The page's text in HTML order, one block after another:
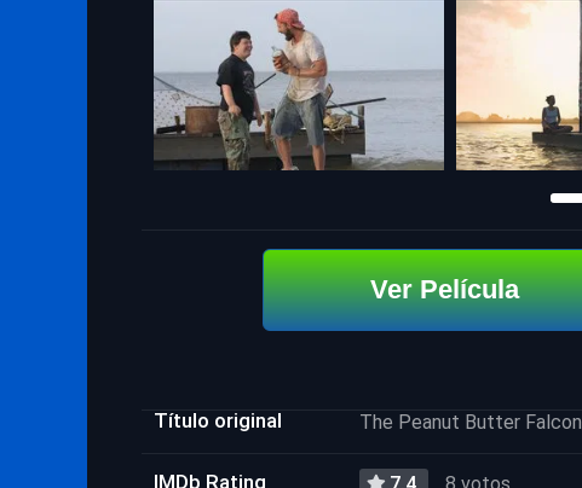
Ver Película
Título original The Peanut Butter Falcon
IMDb Rating